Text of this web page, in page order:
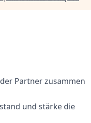
Partner zusammen
und stärke die